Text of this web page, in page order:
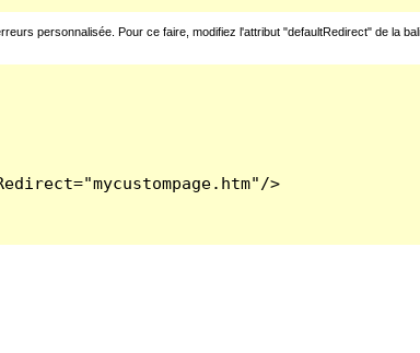
personnalisée. Pour ce faire, modifiez l'attribut "defaultRedirect" de la
>